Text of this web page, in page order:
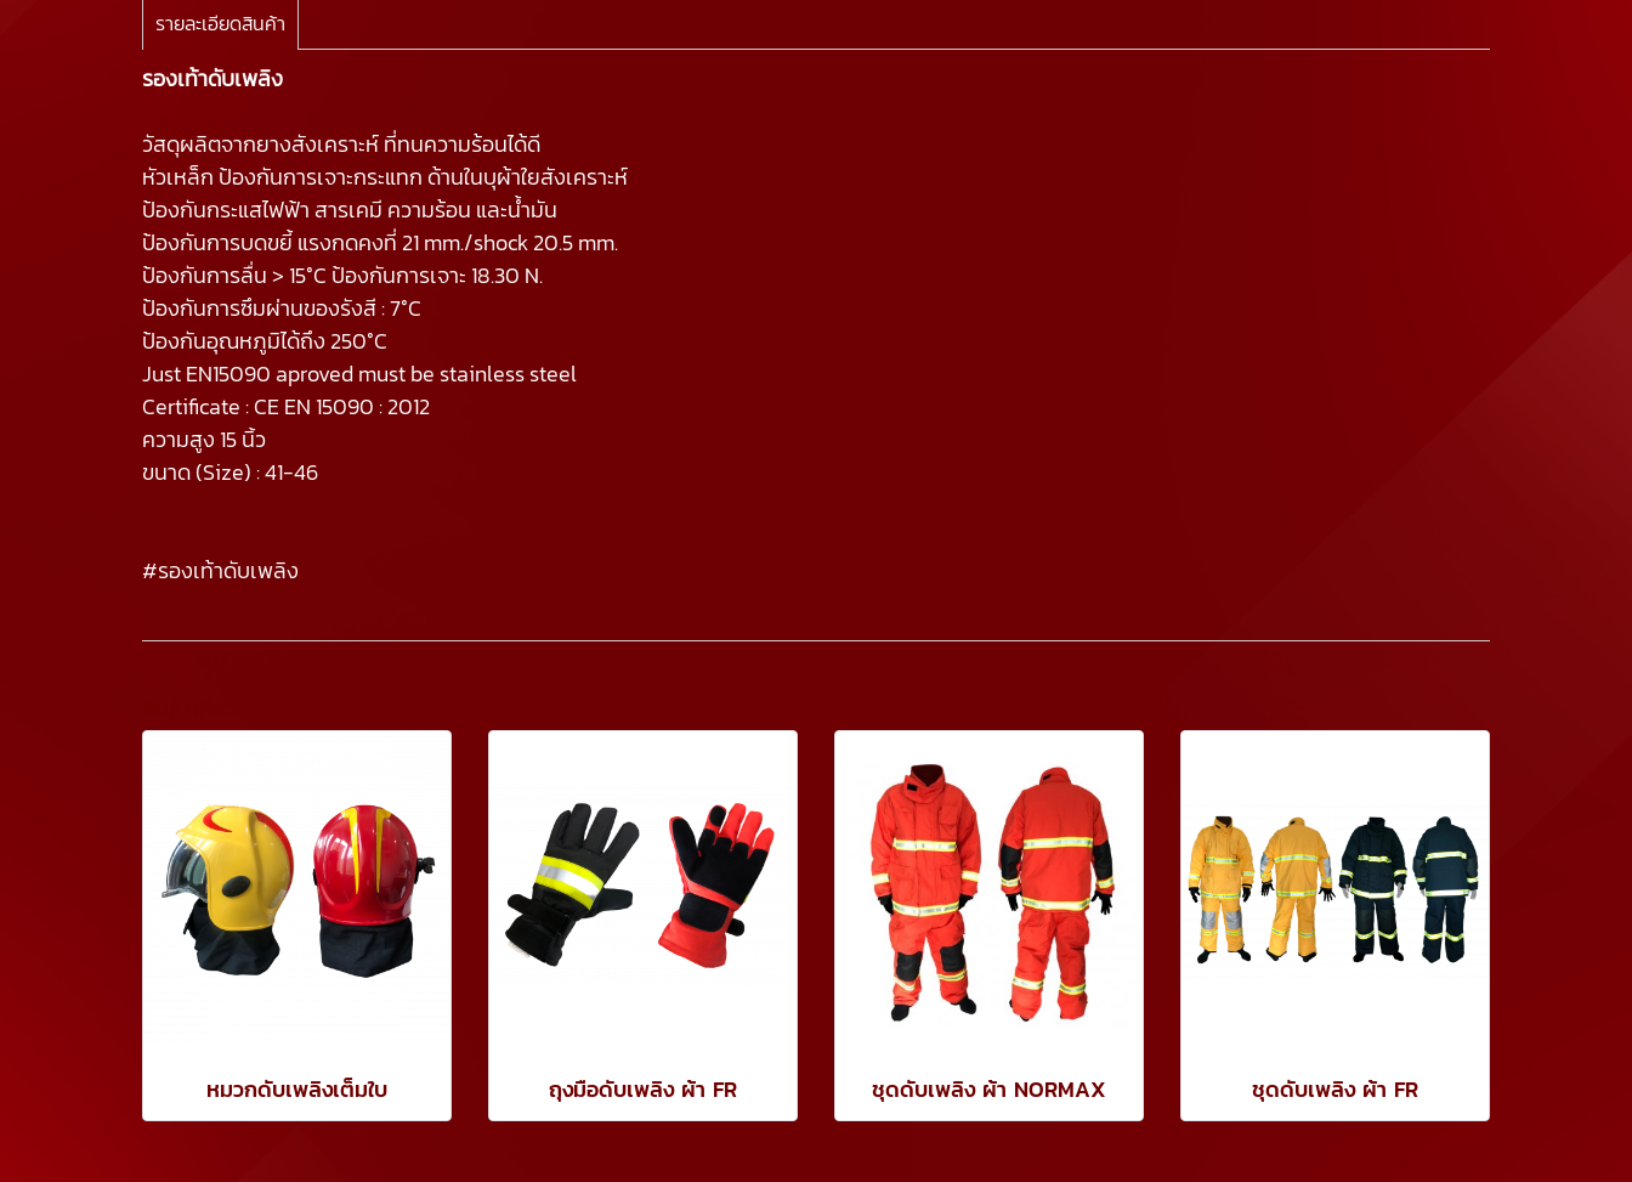
รายละเอียดสินค้า
รองเท้าดับเพลิง
วัสดุผลิตจากยางสังเคราะห์ ที่ทนความร้อนได้ดี
หัวเหล็ก ป้องกันการเจาะกระแทก ด้านในบุผ้าใยสังเคราะห์
ป้องกันกระแสไฟฟ้า สารเคมี ความร้อน และน้ำมัน
ป้องกันการบดขยี้ แรงกดคงที่ 21 mm./shock 20.5 mm.
ป้องกันการลื่น > 15°C ป้องกันการเจาะ 18.30 N.
ป้องกันการซึมผ่านของรังสี : 7°C
ป้องกันอุณหภูมิได้ถึง 250°C
Just EN15090 aproved must be stainless steel
Certificate : CE EN 15090 : 2012
ความสูง 15 นิ้ว
ขนาด (Size) : 41-46
#รองเท้าดับเพลิง
หมวกดับเพลิงเต็มใบ ถุงมือดับเพลิง ผ้า FR ชุดดับเพลิง ผ้า NORMAX ชุดดับเพลิง ผ้า FR